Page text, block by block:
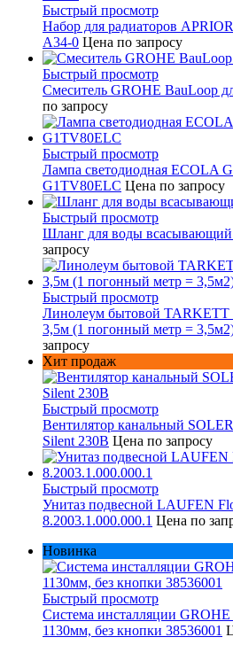
Быстрый просмотр
Набор для радиаторов
A34-0 Цена по запросу
Быстрый просмотр
Смеситель GROHE BauLoop
по запросу
Быстрый просмотр
Лампа светодиодная ECOLA
G1TV80ELC Цена по запросу
Быстрый просмотр
Шланг для воды
запросу
Быстрый просмотр
Линолеум бытовой TARKETT
3,5м (1 погонный метр =
запросу
Хит продаж
Быстрый просмотр
Вентилятор канальный
Silent 230В Цена по запросу
Быстрый просмотр
Унитаз подвесной LAUFEN
8.2003.1.000.000.1 Цена по
Новинка
Быстрый просмотр
Система инсталляции GROHE
1130мм, без кнопки 38536001